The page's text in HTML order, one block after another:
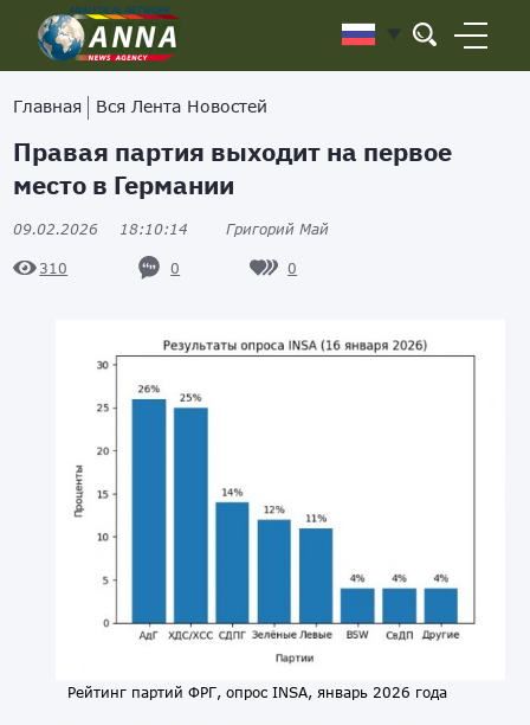
Главная Вся Лента Новостей
Правая партия выходит на первое
место в Германии
09.02.2026 18:10:14 Григорий Май
310 0 0
Рейтинг партий ФРГ, опрос INSA, январь 2026 года